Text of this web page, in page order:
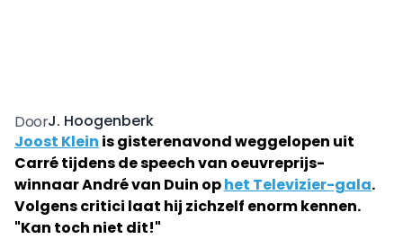
DoorJ. Hoogenberk
Joost Klein is gisterenavond weggelopen uit
Carré tijdens de speech van oeuvreprijs-
winnaar André van Duin ophet Televizier-gala.
Volgens critici laat hij zichzelf enorm kennen.
"Kan toch niet dit!"